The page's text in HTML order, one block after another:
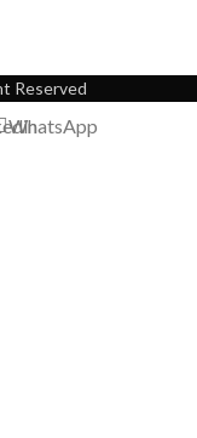
Reserved
WhatsApp